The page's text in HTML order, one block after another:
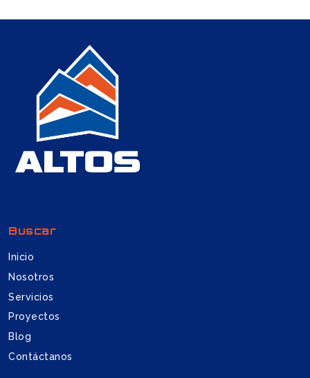
Buscar
Inicio
Nosotros
Servicios
Proyectos
Blog
Contáctanos